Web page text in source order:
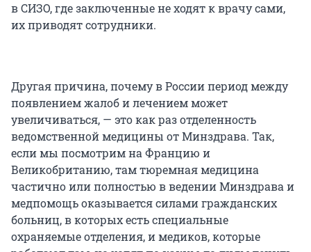
в СИЗО, где заключенные не ходят к врачу сами,
их приводят сотрудники.
Другая причина, почему в России период между
появлением жалоб и лечением может
увеличиваться, — это как раз отделенность
ведомственной медицины от Минздрава. Так,
если мы посмотрим на Францию и
Великобританию, там тюремная медицина
частично или полностью в ведении Минздрава и
медпомощь оказывается силами гражданских
больниц, в которых есть специальные
охраняемые отделения, и медиков, которые